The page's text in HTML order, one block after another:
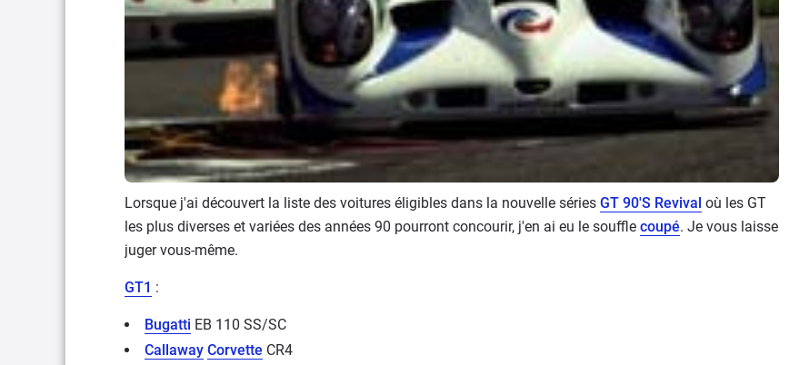
Lorsque j'ai découvert la liste des voitures éligibles dans la nouvelle séries GT 90'S Revival où les GT
les plus diverses et variées des années 90 pourront concourir, j'en ai eu le souffle coupé. Je vous laisse
juger vous-même.
GT1 :
Bugatti EB 110 SS/SC
Callaway Corvette CR4